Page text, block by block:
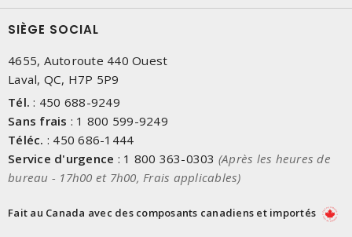
SIÈGE SOCIAL
4655, Autoroute 440 Ouest
Laval, QC, H7P 5P9
Tél. : 450 688-9249
Sans frais : 1 800 599-9249
Téléc. : 450 686-1444
Service d'urgence : 1 800 363-0303 (Après les heures de
bureau - 17h00 et 7h00, Frais applicables)
Fait au Canada avec des composants canadiens et importés